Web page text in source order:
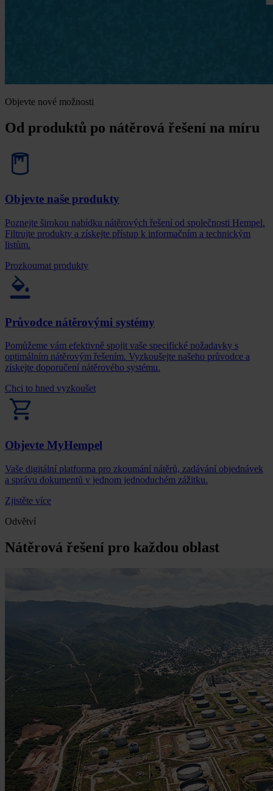
Objevte nové možnosti
Od produktů po nátěrová řešení na míru
Objevte naše produkty
Poznejte širokou nabídku nátěrových řešení od společnosti Hempel.
Filtrujte produkty a získejte přístup k informačním a technickým
listům.
Prozkoumat produkty
Průvodce nátěrovými systémy
Pomůžeme vám efektivně spojit vaše specifické požadavky s
optimálním nátěrovým řešením. Vyzkoušejte našeho průvodce a
získejte doporučení nátěrového systému.
Chci to hned vyzkoušet
Objevte MyHempel
Vaše digitální platforma pro zkoumání nátěrů, zadávání objednávek
a správu dokumentů v jednom jednoduchém zážitku.
Zjistěte více
Odvětví
Nátěrová řešení pro každou oblast